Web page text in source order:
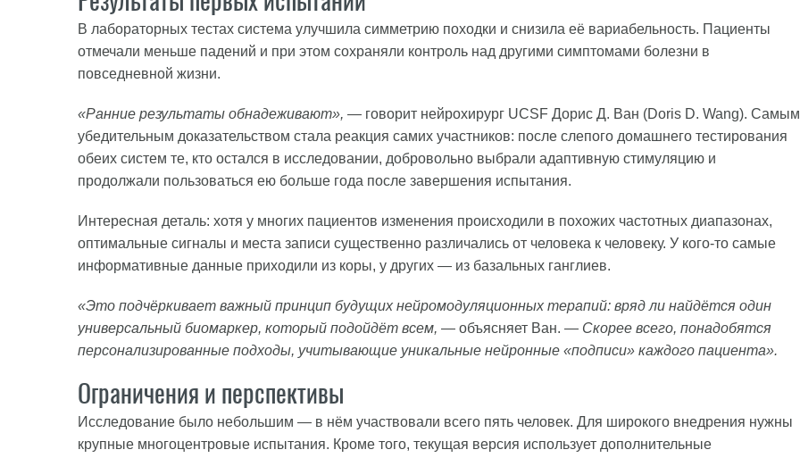
В лабораторных тестах система улучшила симметрию походки и снизила её вариабельность. Пациенты
отмечали меньше падений и при этом сохраняли контроль над другими симптомами болезни в
повседневной жизни.
«Ранние результаты обнадеживают», — говорит нейрохирург UCSF Дорис Д. Ван (Doris D. Wang). Самым
убедительным доказательством стала реакция самих участников: после слепого домашнего тестирования
обеих систем те, кто остался в исследовании, добровольно выбрали адаптивную стимуляцию и
продолжали пользоваться ею больше года после завершения испытания.
Интересная деталь: хотя у многих пациентов изменения происходили в похожих частотных диапазонах,
оптимальные сигналы и места записи существенно различались от человека к человеку. У кого-то самые
информативные данные приходили из коры, у других — из базальных ганглиев.
«Это подчёркивает важный принцип будущих нейромодуляционных терапий: вряд ли найдётся один
универсальный биомаркер, который подойдёт всем, — объясняет Ван. — Скорее всего, понадобятся
персонализированные подходы, учитывающие уникальные нейронные «подписи» каждого пациента».
Ограничения и перспективы
Исследование было небольшим — в нём участвовали всего пять человек. Для широкого внедрения нужны
крупные многоцентровые испытания. Кроме того, текущая версия использует дополнительные